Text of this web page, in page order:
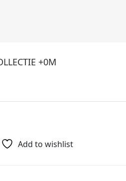
+0M
Add to wishlist